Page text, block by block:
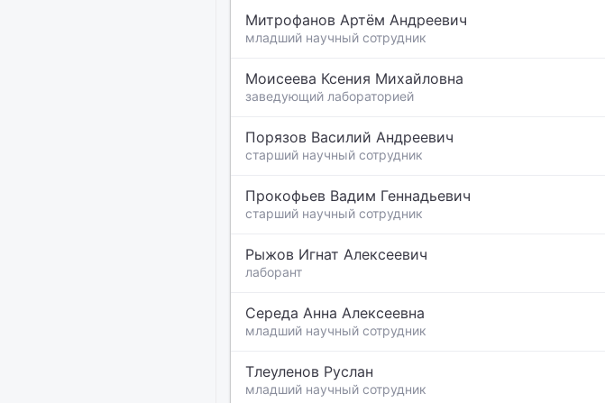
Митрофанов Артём Андреевич
младший научный сотрудник
Моисеева Ксения Михайловна
заведующий лабораторией
Порязов Василий Андреевич
старший научный сотрудник
Прокофьев Вадим Геннадьевич
старший научный сотрудник
Рыжов Игнат Алексеевич
лаборант
Середа Анна Алексеевна
младший научный сотрудник
Тлеуленов Руслан
младший научный сотрудник